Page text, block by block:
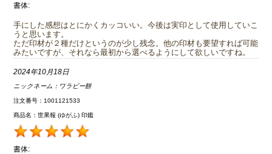
書体:
手にした感想はとにかくカッコいい。今後は実印として使用していこ
うと思います。
ただ印材が２種だけというのが少し残念。他の印材も要望すれば可能
みたいですが、それなら最初から選べるようにして欲しいですね。
2024年10月18日
ニックネーム： ワラビー餅
注文番号：1001121533
商品名：世果報 (ゆがふ) 印鑑
書体: